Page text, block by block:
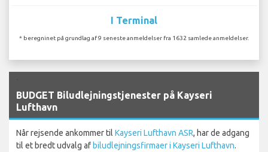
I Terminal
* beregninet på grundlag af 9 seneste anmeldelser fra 1632 samlede anmeldelser.
BUDGET Biludlejningstjenester på Kayseri
Lufthavn
Når rejsende ankommer til Kayseri Lufthavn ASR, har de adgang
til et bredt udvalg afbiludlejningsfirmaer i Kayseri Lufthavn.